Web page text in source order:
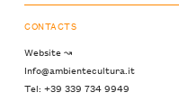
CONTACTS
Website ↝
Info@ambientecultura.it
Tel: +39 339 734 9949